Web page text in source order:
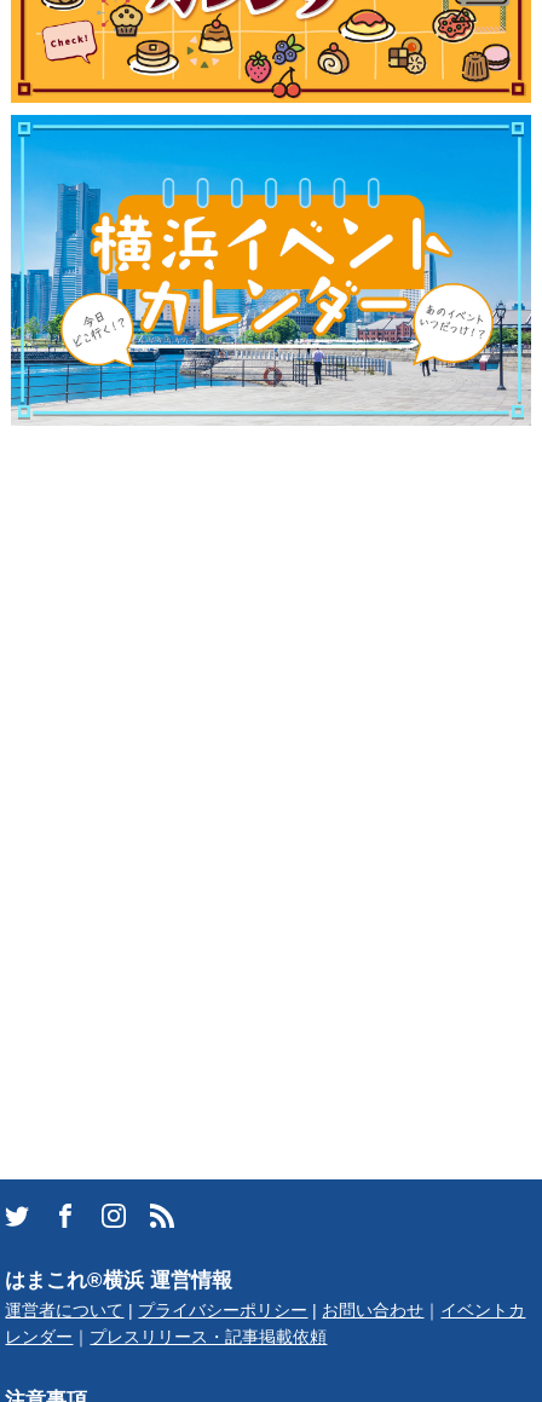
観光ガイド
ランキング
ブログ記事
サイトについて
はまこれ®横浜 運営情報
運営者について プライバシーポリシー お問い合わせ
イベントカ
レンダー
プレスリリース・記事掲載依頼